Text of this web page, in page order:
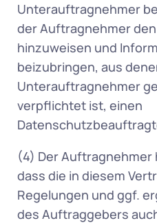
Unterauftragnehmer
der Auftragnehmer
hinzuweisen und
beizubringen, aus
Unterauftragnehmer
verpflichtet ist, einen
(4) Der
dass die in diesem
Regelungen und ggf.
des Auftraggebers